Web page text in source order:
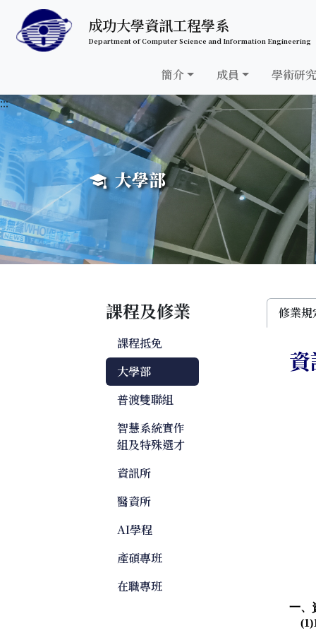
跳至中央內容區塊
成功大學資訊工程學系
Department of Computer Science and Information Engineering
簡介 成員 學術研究
:::
大學部
課程及修業
課程抵免
大學部
普渡雙聯組
智慧系統實作
組及特殊選才
資訊所
醫資所
AI學程
產碩專班
在職專班
修業規
一、